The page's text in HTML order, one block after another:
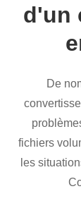
d'un
De
fichiers
les